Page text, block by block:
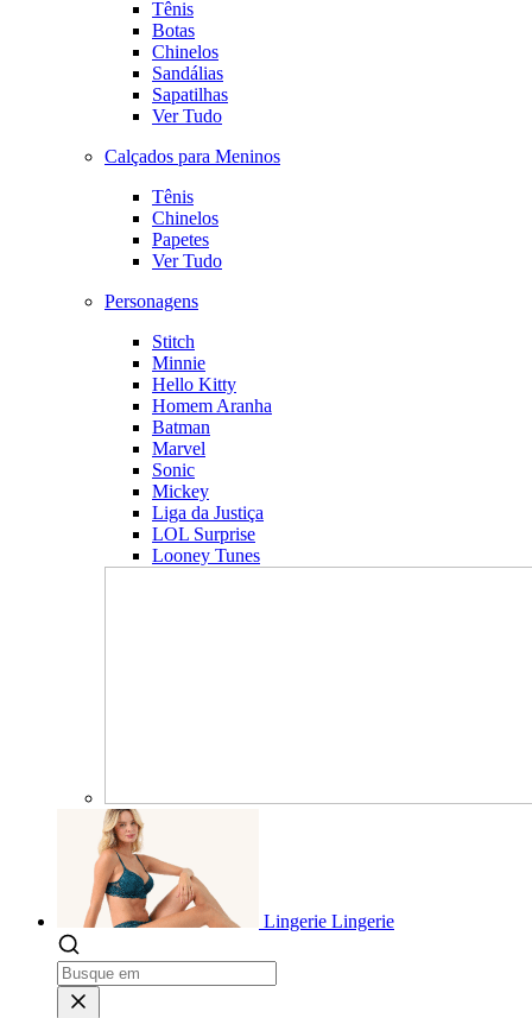
Tênis
Botas
Chinelos
Sandálias
Sapatilhas
Ver Tudo
Calçados para Meninos
Tênis
Chinelos
Papetes
Ver Tudo
Personagens
Stitch
Minnie
Hello Kitty
Homem Aranha
Batman
Marvel
Sonic
Mickey
Liga da Justiça
LOL Surprise
Looney Tunes
Lingerie Lingerie